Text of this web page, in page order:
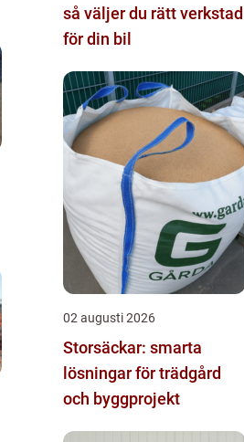
så väljer du rätt verkstad
för din bil
02 augusti 2026
Storsäckar: smarta
lösningar för trädgård
och byggprojekt